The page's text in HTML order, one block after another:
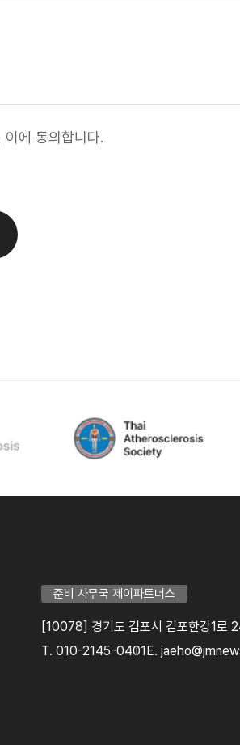
에 동의합니다.
준비 사무국 제이파트너스
[10078] 경기도 김포시 김포한강1로
T. 010-2145-0401E.